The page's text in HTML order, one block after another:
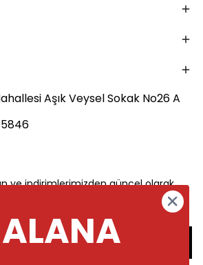
Aşık Veysel Sokak No26 A
ve indirimlerimizden güncel olarak
ALANA